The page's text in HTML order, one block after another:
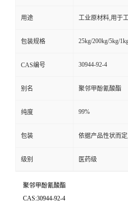
用途 工业原材料,用于
包装规格 25kg/200kg/5kg/
CAS编号 30944-92-4
别名 聚邻甲酚氰酸酯
纯度 99%
包装 依据产品性状而
级别 医药级
聚邻甲酚氰酸酯
CAS:30944-92-4